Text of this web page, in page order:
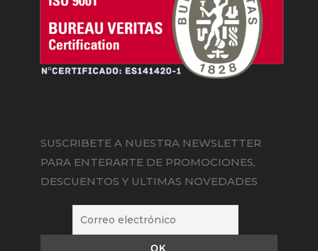
SUSCRIBETE A NUESTRA NEWSLETTER
PARA ENTERARTE DE PROMOCIONES,
DESCUENTOS Y ULTIMAS NOVEDADES